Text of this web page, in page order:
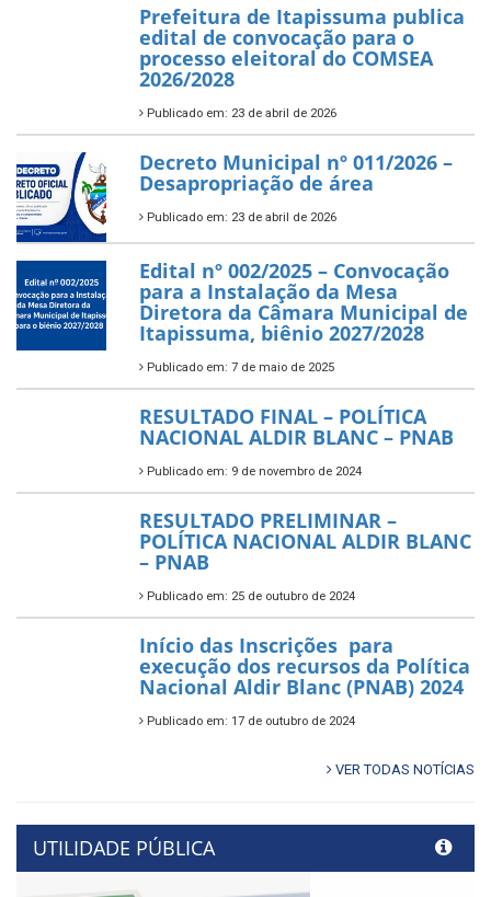
Prefeitura de Itapissuma publica
edital de convocação para o
processo eleitoral do COMSEA
2026/2028
Publicado em: 23 de abril de 2026
Decreto Municipal nº 011/2026 –
Desapropriação de área
Publicado em: 23 de abril de 2026
Edital nº 002/2025 – Convocação
para a Instalação da Mesa
Diretora da Câmara Municipal de
Itapissuma, biênio 2027/2028
Publicado em: 7 de maio de 2025
RESULTADO FINAL – POLÍTICA
NACIONAL ALDIR BLANC – PNAB
Publicado em: 9 de novembro de 2024
RESULTADO PRELIMINAR –
POLÍTICA NACIONAL ALDIR BLANC
– PNAB
Publicado em: 25 de outubro de 2024
Início das Inscrições para
execução dos recursos da Política
Nacional Aldir Blanc (PNAB) 2024
Publicado em: 17 de outubro de 2024
VER TODAS NOTÍCIAS
UTILIDADE PÚBLICA